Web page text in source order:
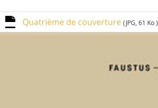
Quatrième de couverture (JPG, 61 Ko )